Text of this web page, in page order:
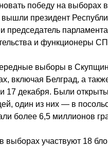
победу на выборах
президент
председатель
и функционеры
выборы в
включая Белград, а
17 декабря. Были
один из них — в
более 6,5 миллионов
выборах участвуют 18